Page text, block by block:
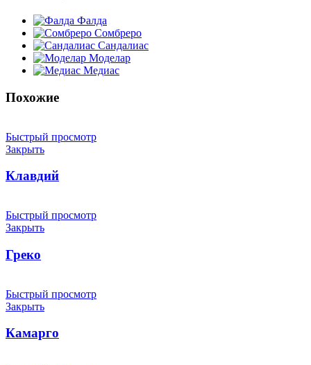
Фалда
Сомбреро
Сандалиас
Моделар
Медиас
Похожие
Быстрый просмотр
Закрыть
Клавдий
Быстрый просмотр
Закрыть
Греко
Быстрый просмотр
Закрыть
Камарго